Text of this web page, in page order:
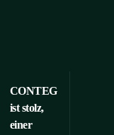
CONTEG
ist stolz,
einer